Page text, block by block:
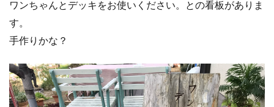
ワンちゃんとデッキをお使いください。との看板がありま
す。
手作りかな？